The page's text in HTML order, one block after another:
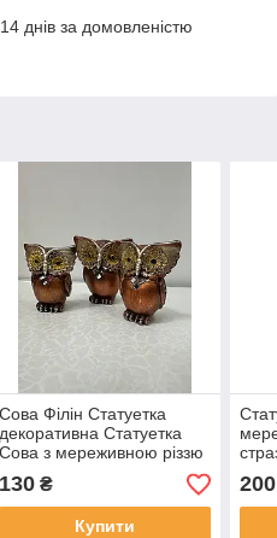
днів за домовленістю
Сова Філін Статуетка
декоративна Статуетка
Сова з мереживною різзю
зі стразами
130₴
Купити
200